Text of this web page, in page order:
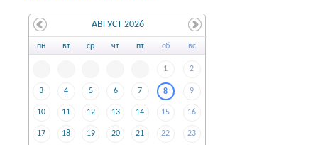
пн вт ср чт пт сб вс
1 2
3 4 5 6 7 8 9
10 11 12 13 14 15 16
17 18 19 20 21 22 23
АВГУСТ 2026